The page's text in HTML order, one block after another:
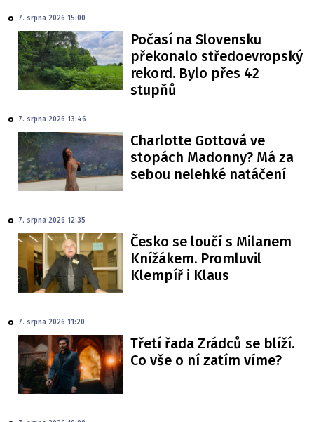
7. srpna 2026 15:00
Počasí na Slovensku
překonalo středoevropský
rekord. Bylo přes 42
stupňů
7. srpna 2026 13:46
Charlotte Gottová ve
stopách Madonny? Má za
sebou nelehké natáčení
7. srpna 2026 12:35
Česko se loučí s Milanem
Knížákem. Promluvil
Klempíř i Klaus
7. srpna 2026 11:20
Třetí řada Zrádců se blíží.
Co vše o ní zatím víme?